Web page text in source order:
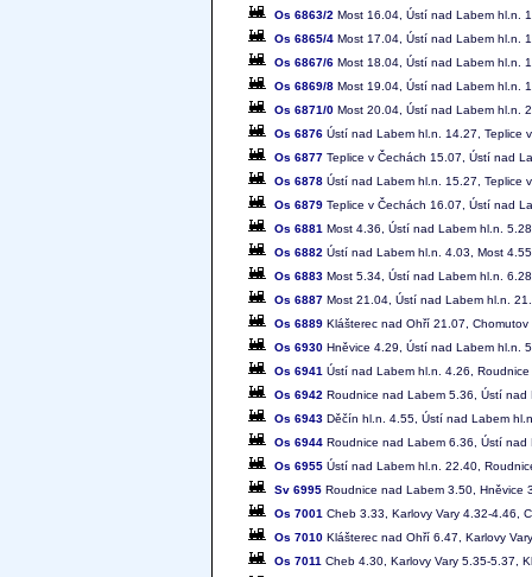
Os 6863/2 Most 16.04, Ústí nad Labem hl.n.
Os 6865/4 Most 17.04, Ústí nad Labem hl.n.
Os 6867/6 Most 18.04, Ústí nad Labem hl.n.
Os 6869/8 Most 19.04, Ústí nad Labem hl.n.
Os 6871/0 Most 20.04, Ústí nad Labem hl.n.
Os 6876 Ústí nad Labem hl.n. 14.27, Teplice
Os 6877 Teplice v Čechách 15.07, Ústí nad
Os 6878 Ústí nad Labem hl.n. 15.27, Teplice
Os 6879 Teplice v Čechách 16.07, Ústí nad
Os 6881 Most 4.36, Ústí nad Labem hl.n. 5.28
Os 6882 Ústí nad Labem hl.n. 4.03, Most 4.55
Os 6883 Most 5.34, Ústí nad Labem hl.n. 6.28
Os 6887 Most 21.04, Ústí nad Labem hl.n.
Os 6889 Klášterec nad Ohří 21.07,
Os 6930 Hněvice 4.29, Ústí nad Labem hl.n.
Os 6941 Ústí nad Labem hl.n. 4.26,
Os 6942 Roudnice nad Labem 5.36, Ústí nad
Os 6943 Děčín hl.n. 4.55, Ústí nad Labem
Os 6944 Roudnice nad Labem 6.36, Ústí nad
Os 6955 Ústí nad Labem hl.n. 22.40,
Sv 6995 Roudnice nad Labem 3.50, Hněvice
Os 7001 Cheb 3.33, Karlovy Vary 4.32-4.46,
Os 7010 Klášterec nad Ohří 6.47, Karlovy
Os 7011 Cheb 4.30, Karlovy Vary 5.35-5.37,